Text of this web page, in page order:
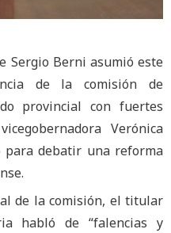
Sergio Berni asumió este
de la comisión de
provincial con fuertes
Verónica
para debatir una reforma
de la comisión, el titular
habló de “falencias y